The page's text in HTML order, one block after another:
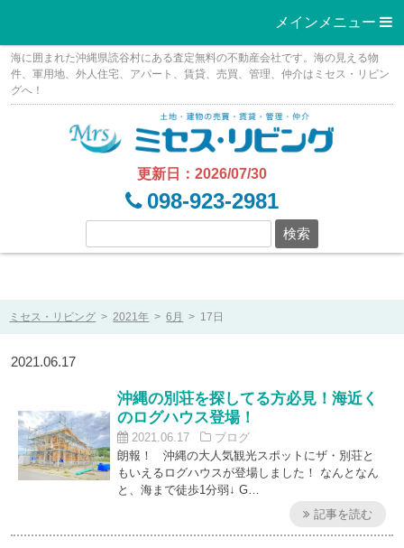
メインメニュー 
Skip
content
海に囲まれた沖縄県読谷村にある査定無料の不動産会社です。海の見える物
件、軍用地、外人住宅、アパート、賃貸、売買、管理、仲介はミセス・リビン
グへ！
更新日：2026/07/30
098-923-2981
ミセス・リビング > 2021年 > 6月 > 17日
2021.06.17
沖縄の別荘を探してる方必見！海近く
のログハウス登場！
2021.06.17
ブログ
朗報！ 沖縄の大人気観光スポットにザ・別荘と
もいえるログハウスが登場しました！ なんとなん
と、海まで徒歩1分弱↓ G…
記事を読む